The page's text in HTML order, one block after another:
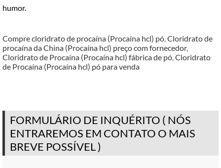
humor.
Compre cloridrato de procaína (Procaína hcl) pó,Cloridrato de
procaína da China (Procaína hcl) preço com fornecedor,
Cloridrato de Procaína (Procaína hcl) fábrica de pó,Cloridrato
de Procaína (Procaína hcl) pó para venda
FORMULÁRIO DE INQUÉRITO ( NÓS
ENTRAREMOS EM CONTATO O MAIS
BREVE POSSÍVEL )